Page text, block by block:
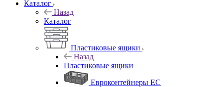
Каталог
Назад
Каталог
Пластиковые ящики
Назад
Пластиковые ящики
Евроконтейнеры ЕС